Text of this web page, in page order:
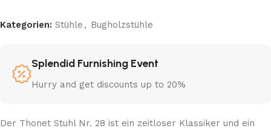
Kategorien: Stühle , Bugholzstühle
Splendid Furnishing Event
Hurry and get discounts up to 20%
Der Thonet Stuhl Nr. 28 ist ein zeitloser Klassiker und ein